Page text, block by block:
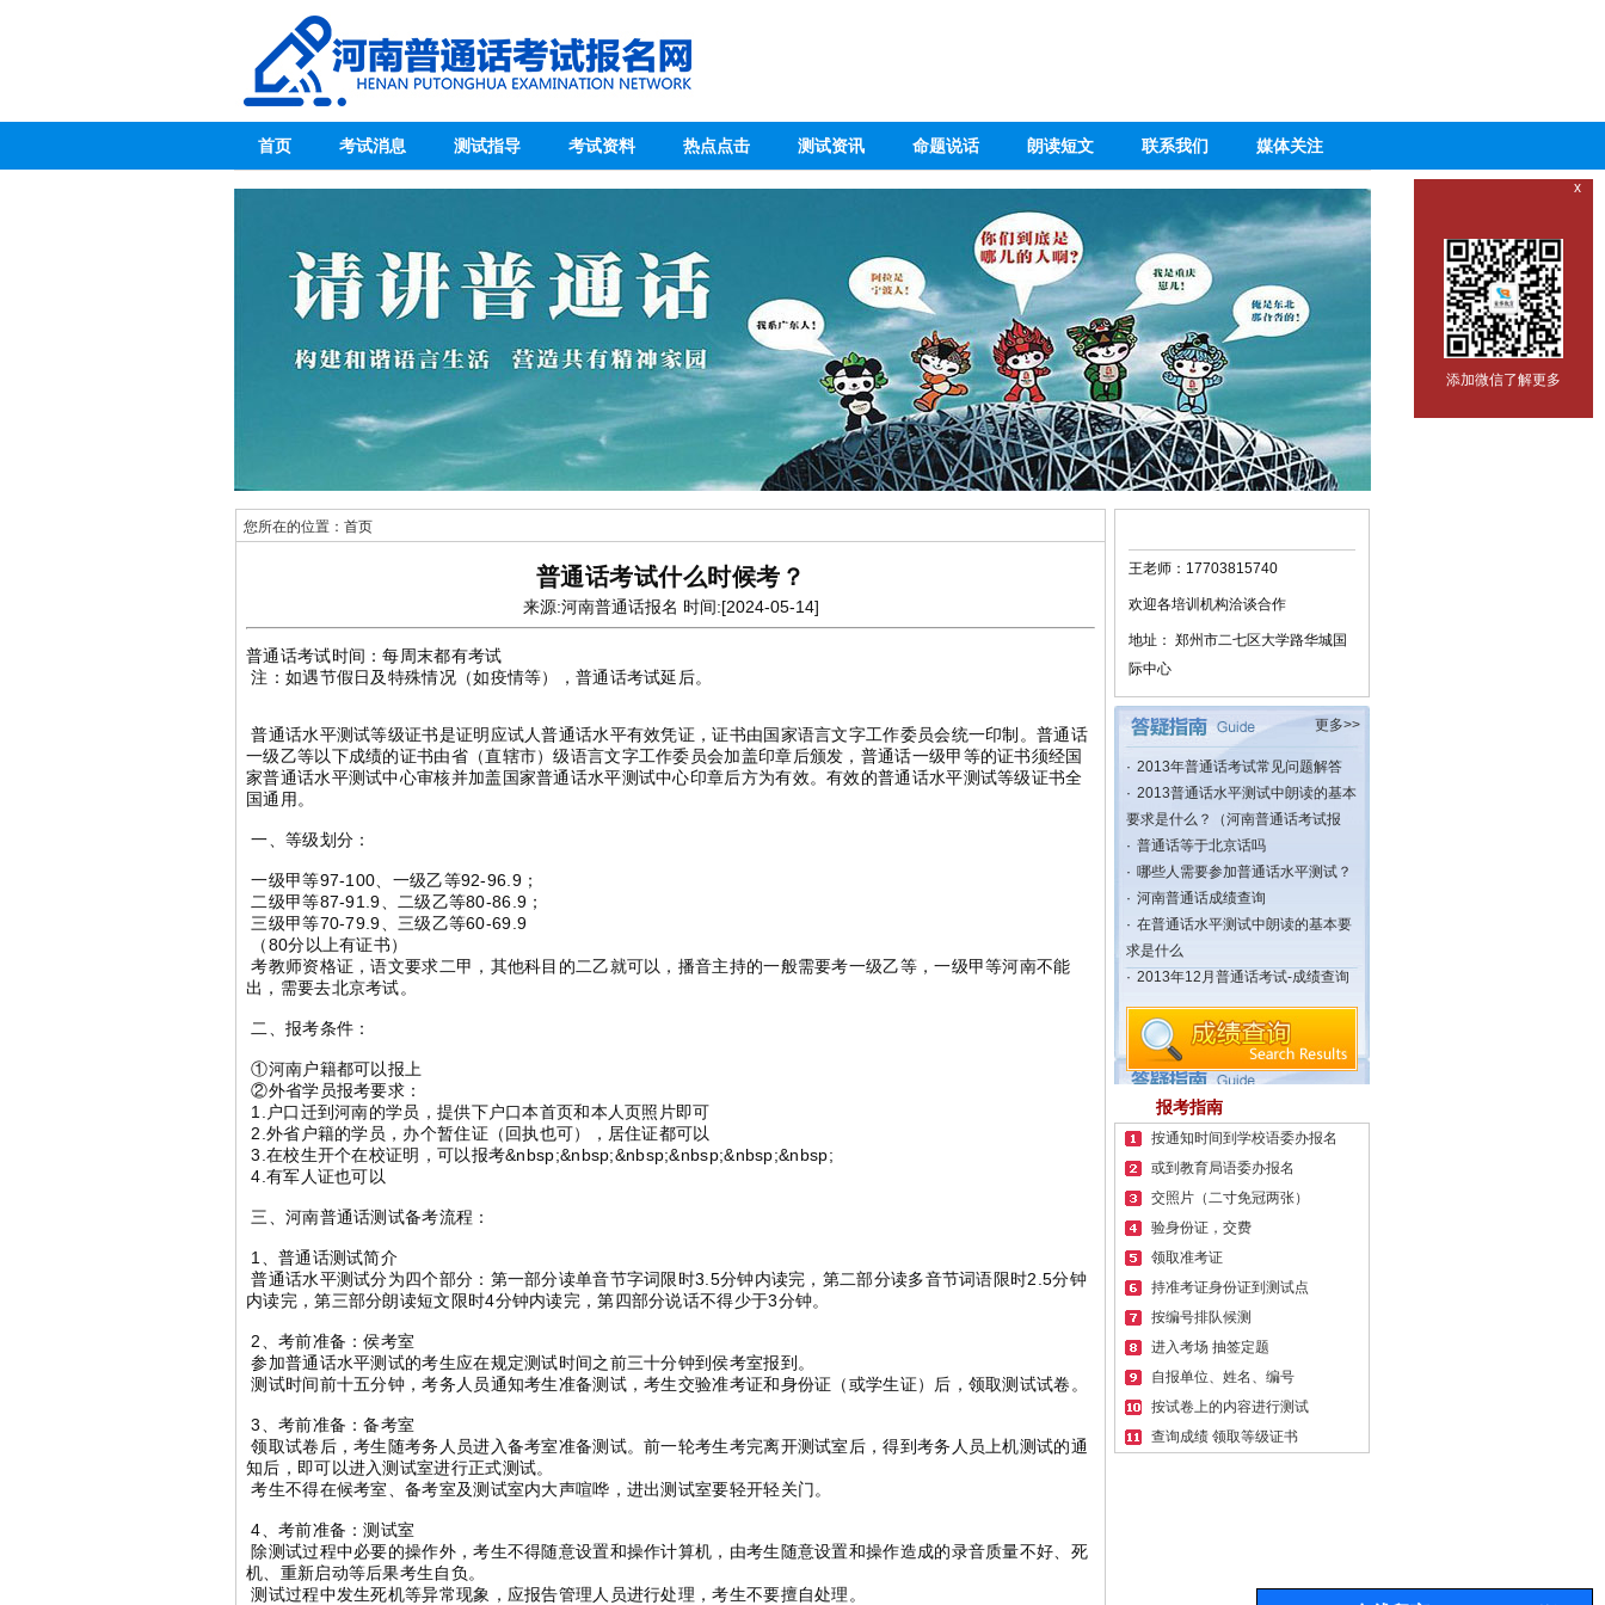
首页 考试消息 测试指导 考试资料 热点点击 测试资讯 命题说话 朗读短文 联系我们 媒体关注
您所在的位置： 首页
普通话考试什么时候考？
来源:河南普通话报名 时间:[2024-05-14]
普通话考试时间：每周末都有考试
注：如遇节假日及特殊情况（如疫情等），普通话考试延后。
普通话水平测试等级证书是证明应试人普通话水平有效凭证，证书由国家语言文字工作委员会统一印制。普通话
一级乙等以下成绩的证书由省（直辖市）级语言文字工作委员会加盖印章后颁发，普通话一级甲等的证书须经国
家普通话水平测试中心审核并加盖国家普通话水平测试中心印章后方为有效。有效的普通话水平测试等级证书全
国通用。
一、等级划分：
一级甲等97-100、一级乙等92-96.9；
二级甲等87-91.9、二级乙等80-86.9；
三级甲等70-79.9、三级乙等60-69.9
（80分以上有证书）
考教师资格证，语文要求二甲，其他科目的二乙就可以，播音主持的一般需要考一级乙等，一级甲等河南不能
出，需要去北京考试。
二、报考条件：
①河南户籍都可以报上
②外省学员报考要求：
1.户口迁到河南的学员，提供下户口本首页和本人页照片即可
2.外省户籍的学员，办个暂住证（回执也可），居住证都可以
3.在校生开个在校证明，可以报考&nbsp;&nbsp;&nbsp;&nbsp;&nbsp;&nbsp;
4.有军人证也可以
三、河南普通话测试备考流程：
1、普通话测试简介
普通话水平测试分为四个部分：第一部分读单音节字词限时3.5分钟内读完，第二部分读多音节词语限时2.5分钟
内读完，第三部分朗读短文限时4分钟内读完，第四部分说话不得少于3分钟。
2、考前准备：侯考室
参加普通话水平测试的考生应在规定测试时间之前三十分钟到侯考室报到。
测试时间前十五分钟，考务人员通知考生准备测试，考生交验准考证和身份证（或学生证）后，领取测试试卷。
3、考前准备：备考室
领取试卷后，考生随考务人员进入备考室准备测试。前一轮考生考完离开测试室后，得到考务人员上机测试的通
知后，即可以进入测试室进行正式测试。
考生不得在候考室、备考室及测试室内大声喧哗，进出测试室要轻开轻关门。
4、考前准备：测试室
除测试过程中必要的操作外，考生不得随意设置和操作计算机，由考生随意设置和操作造成的录音质量不好、死
机、重新启动等后果考生自负。
测试过程中发生死机等异常现象，应报告管理人员进行处理，考生不要擅自处理。
王老师：17703815740
欢迎各培训机构洽谈合作
地址： 郑州市二七区大学路华城国
际中心
更多>>
· 2013年普通话考试常见问题解答
· 2013普通话水平测试中朗读的基本
要求是什么？（河南普通话考试报
· 普通话等于北京话吗
· 哪些人需要参加普通话水平测试？
· 河南普通话成绩查询
· 在普通话水平测试中朗读的基本要
求是什么
· 2013年12月普通话考试-成绩查询
报考指南
按通知时间到学校语委办报名
或到教育局语委办报名
交照片（二寸免冠两张）
验身份证，交费
领取准考证
持准考证身份证到测试点
按编号排队候测
进入考场 抽签定题
自报单位、姓名、编号
按试卷上的内容进行测试
查询成绩 领取等级证书
x
添加微信了解更多